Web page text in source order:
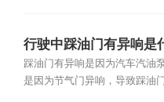
行驶中踩油门有异响是
踩油门有异响是因为汽车汽油
是因为节气门异响，导致踩油